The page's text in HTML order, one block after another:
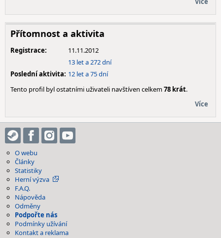
Přítomnost a aktivita
Registrace:
11.11.2012
13 let a 272 dní
Poslední aktivita: 12 let a 75 dní
Tento profil byl ostatními uživateli navštíven celkem78 krát.
Více
O webu
Články
Statistiky
Herní výzva
F.A.Q.
Nápověda
Odměny
Podpořte nás
Podmínky užívání
Kontakt a reklama